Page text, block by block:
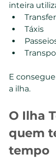
inteira
Táxis
E
a ilha.
O Ilha
quem
tempo